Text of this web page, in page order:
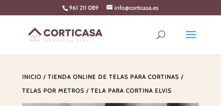
to
961 211 089 info@corticasa.es
INICIO / TIENDA ONLINE DE TELAS PARA CORTINAS /
TELAS POR METROS / TELA PARA CORTINA ELVIS